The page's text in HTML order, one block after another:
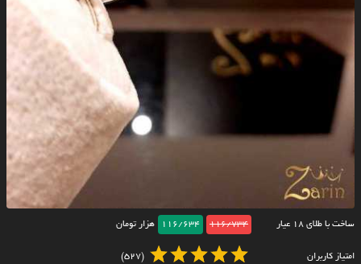
ساخت با طلای ۱۸ عیار 116/734
116/634 هزار تومان
امتیاز کاربران (527)